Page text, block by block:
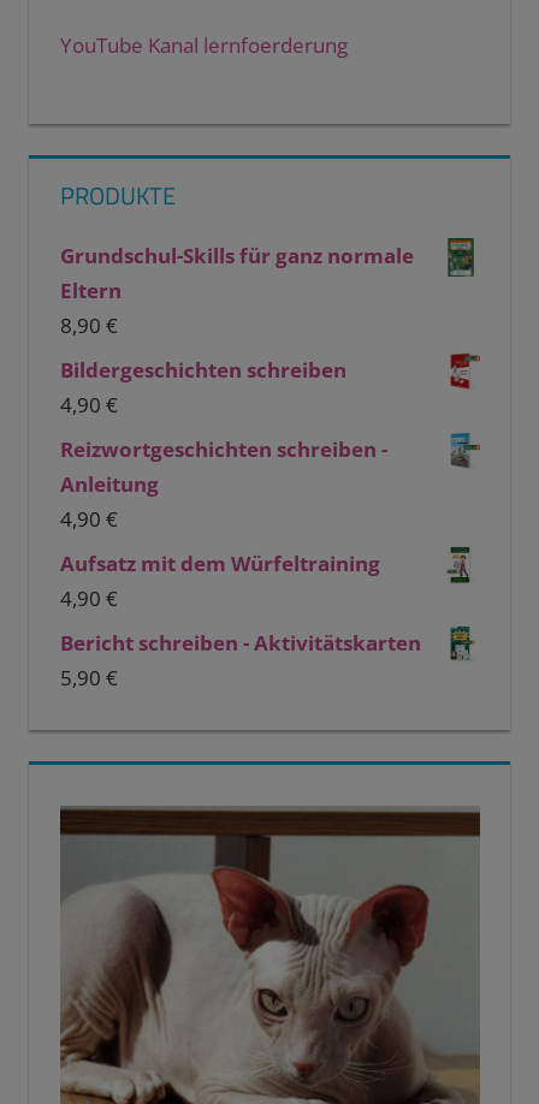
YouTube Kanal lernfoerderung
PRODUKTE
Grundschul-Skills für ganz normale
Eltern
8,90 €
Bildergeschichten schreiben
4,90 €
Reizwortgeschichten schreiben -
Anleitung
4,90 €
Aufsatz mit dem Würfeltraining
4,90 €
Bericht schreiben - Aktivitätskarten
5,90 €